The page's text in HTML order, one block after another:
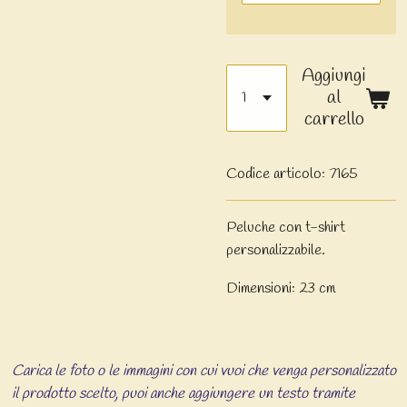
Aggiungi
al
carrello
Codice articolo: 7165
Peluche con t-shirt
personalizzabile.
Dimensioni: 23 cm
Carica le foto o le immagini con cui vuoi che venga personalizzato
il prodotto scelto, puoi anche aggiungere un testo tramite